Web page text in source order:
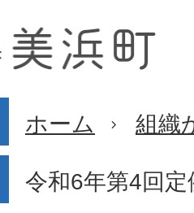
ホーム 組織
令和6年第4回